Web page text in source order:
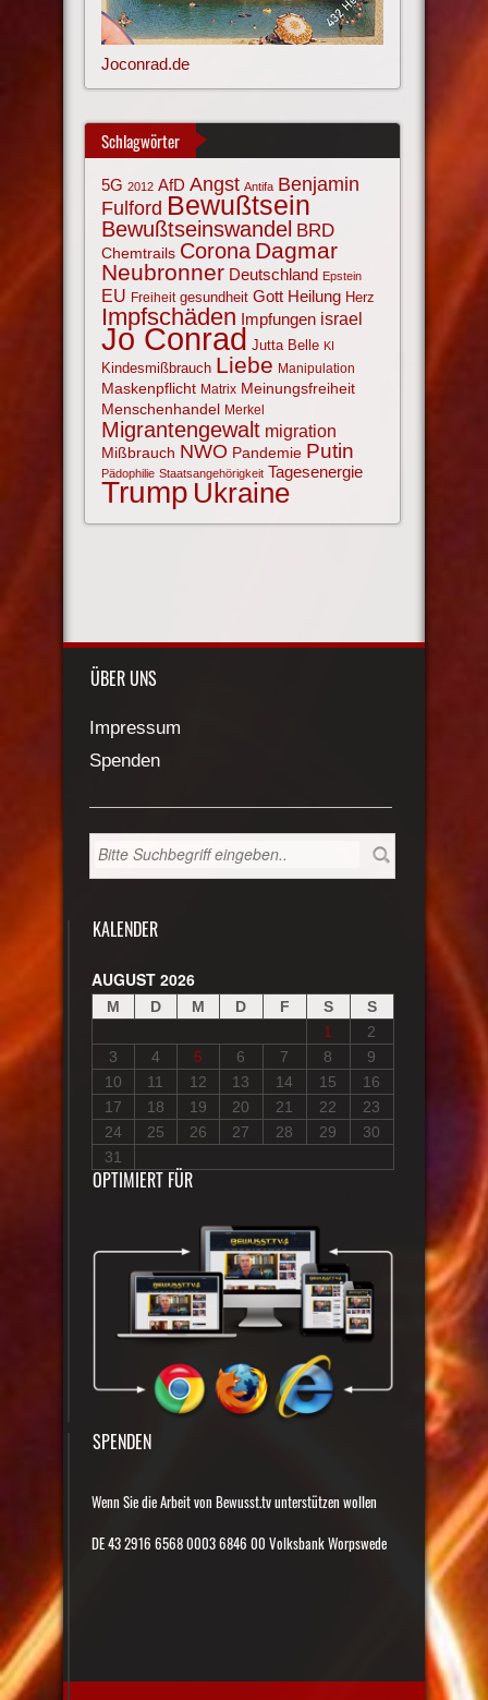
Joconrad.de
Schlagwörter
5G 2012 AfD Angst Antifa Benjamin
Fulford Bewußtsein
Bewußtseinswandel BRD
Chemtrails Corona Dagmar
Neubronner Deutschland Epstein
EU Freiheit gesundheit Gott Heilung Herz
Impfschäden Impfungen israel
Jo Conrad Jutta Belle KI
Kindesmißbrauch Liebe Manipulation
Maskenpflicht Matrix Meinungsfreiheit
Menschenhandel Merkel
Migrantengewalt migration
Mißbrauch NWO Pandemie Putin
Pädophilie Staatsangehörigkeit Tagesenergie
Trump Ukraine
ÜBER UNS
Impressum
Spenden
KALENDER
AUGUST 2026
M D M D F S
S
1
2
3
4 5 6 7 8
9
10
11 12 13 14 15
16
17
18 19 20 21 22
23
24
25 26 27 28 29
30
31
OPTIMIERT FÜR
SPENDEN
Wenn Sie die Arbeit von Bewusst.tv unterstützen wollen
DE 43 2916 6568 0003 6846 00 Volksbank Worpswede